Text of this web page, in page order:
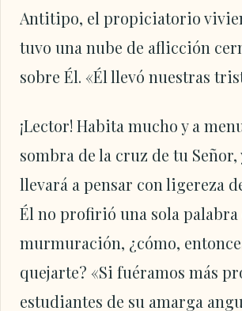
Antitipo, el propiciatorio
tuvo una nube de aflicción
sobre Él. «Él llevó nuestras
¡Lector! Habita mucho y a
sombra de la cruz de tu Señor,
llevará a pensar con ligereza
Él no profirió una sola palabra
murmuración, ¿cómo,
quejarte? «Si fuéramos más
estudiantes de su amarga